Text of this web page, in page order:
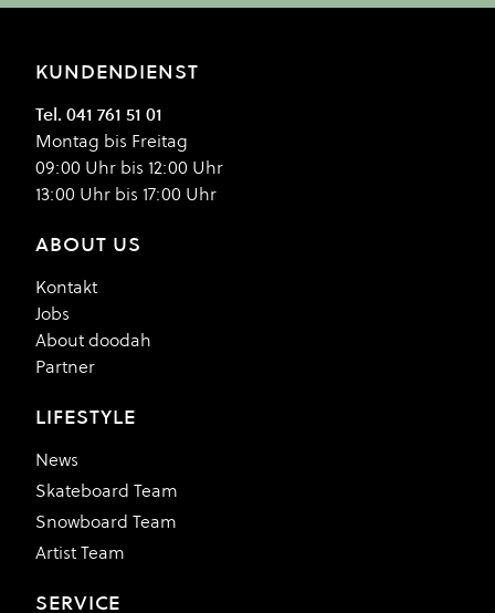
KUNDENDIENST
Tel. 041 761 51 01
Montag bis Freitag
09:00 Uhr bis 12:00 Uhr
13:00 Uhr bis 17:00 Uhr
ABOUT US
Kontakt
Jobs
About doodah
Partner
LIFESTYLE
News
Skateboard Team
Snowboard Team
Artist Team
SERVICE